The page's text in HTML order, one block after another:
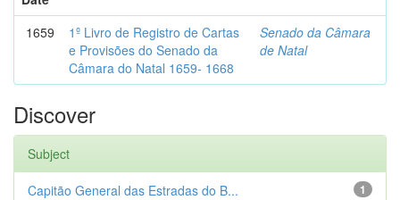
1659
1º Livro de Registro de Cartas
e Provisões do Senado da
Câmara do Natal 1659- 1668
Senado da Câmara
de Natal
Discover
Subject
1
Capitão General das Estradas do B...